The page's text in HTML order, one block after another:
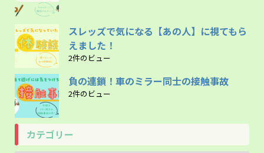
スレッズで気になる【あの人】に視てもら
えました！
2件のビュー
負の連鎖！車のミラー同士の接触事故
2件のビュー
カテゴリー